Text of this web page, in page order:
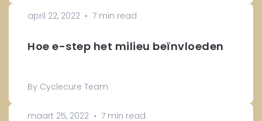
april 22, 2022 • 7 min read
Hoe e-step het milieu beïnvloeden
By Cyclecure Team
maart 25, 2022 • 7 min read